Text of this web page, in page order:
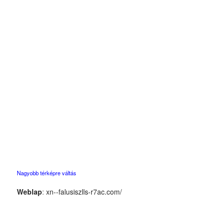
Nagyobb térképre váltás
Weblap: xn--falusiszlls-r7ac.com/